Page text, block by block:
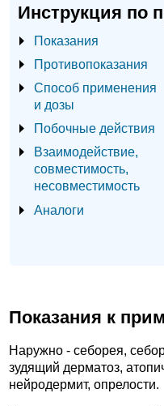
Инструкция по
Показания
Противопоказания
Способ применения
и дозы
Побочные действия
Взаимодействие,
совместимость,
несовместимость
Аналоги
Показания к
Наружно - себорея,
зудящий дерматоз,
нейродермит, опрелости.